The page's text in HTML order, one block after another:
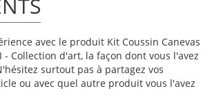
avec le produit Kit Coussin Canevas
Collection d'art, la façon dont vous l'avez
surtout pas à partagez vos
ou avec quel autre produit vous l'avez